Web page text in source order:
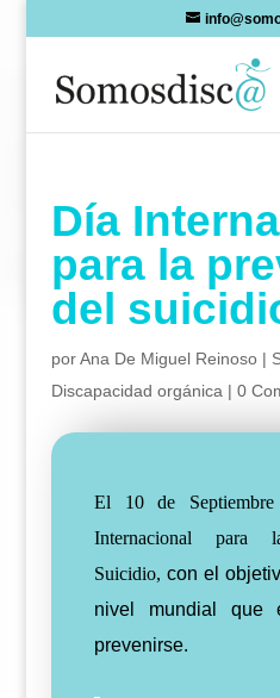
Día
para la
del
porAna De Miguel Reinoso|
Discapacidad orgánica | 0
El 10 de
Internacional para
Suicidio, con el
nivel mundial que
prevenirse.